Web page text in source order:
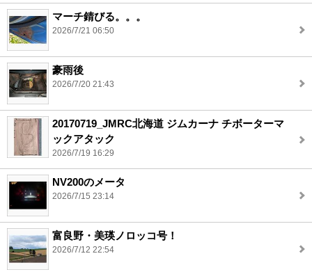
マーチ錆びる。。。
2026/7/21 06:50
豪雨後
2026/7/20 21:43
20170719_JMRC北海道 ジムカーナ チボーターマ
ックアタック
2026/7/19 16:29
NV200のメータ
2026/7/15 23:14
富良野・美瑛ノロッコ号！
2026/7/12 22:54